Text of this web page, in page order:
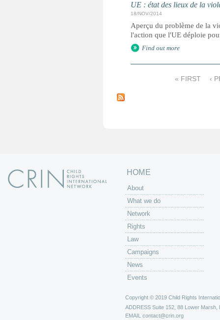
UE : état des lieux de la
18/NOV/2014
Aperçu du problème de la
l'action que l'UE déploie
Find out more
a
« FIRST ‹
HOME
About
What we do
Network
Rights
Law
Campaigns
News
Events
Copyright © 2019 Child Rights
ADDRESS Suite 152, 88 Lower Marsh,
EMAIL contact@crin.org